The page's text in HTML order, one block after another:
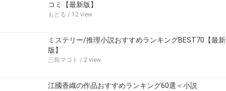
コミ【最新版】
もどる / 12 view
ミステリー/推理小説おすすめランキングBEST70【最新
版】
三島マコト / 2 view
江國香織の作品おすすめランキング60選＜小説